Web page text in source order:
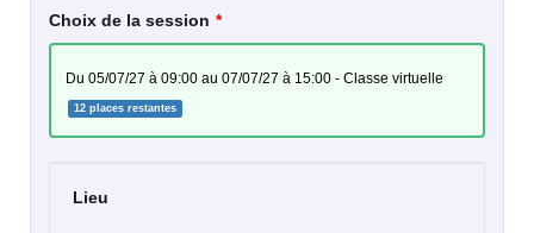
Choix de la session
du 05/07/27 à 09:00 au 07/07/27 à 15:00 - Classe virtuelle
12 places restantes
Lieu